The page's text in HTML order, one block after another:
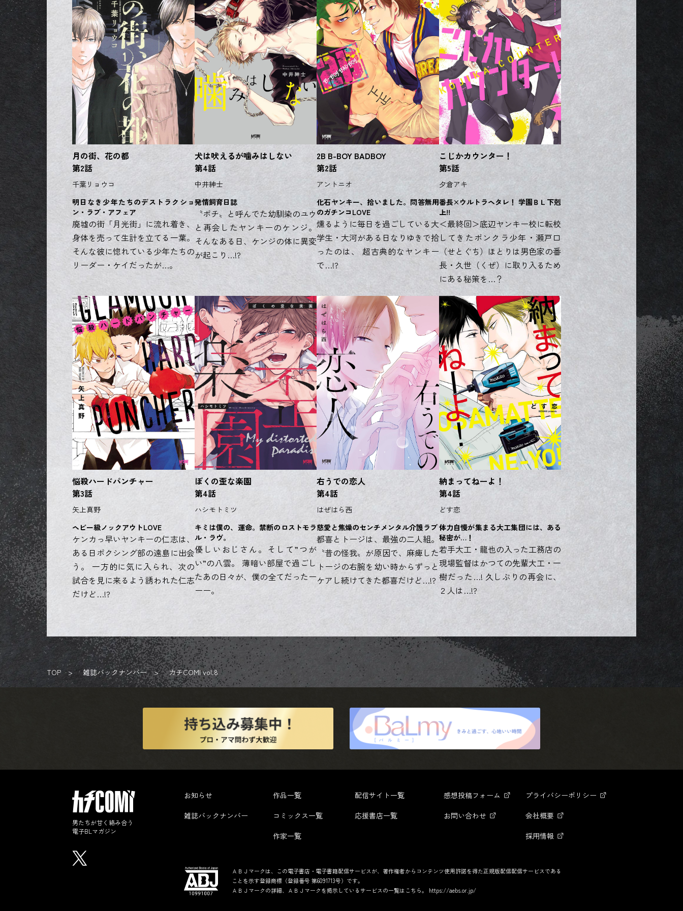
月の街、花の都
第2話
千葉リョウコ
明日なき少年たちのデストラクショ
ン・ラブ・アフェア
廃墟の街「月光街」に流れ着き、
身体を売って生計を立てる一葉。
そんな彼に惚れている少年たちの
リーダー・ケイだったが…。
犬は吠えるが噛みはしない
第4話
中井紳士
発情飼育日誌
〝ポチ〟と呼んでた幼馴染のユウ
と再会したヤンキーのケンジ。
そんなある日、ケンジの体に異変
が起こり…!?
2B B-BOY BADBOY
第2話
アントニオ
化石ヤンキー、拾いました。問答無用
のガチンコLOVE
燻るように毎日を過ごしている大
学生・大河がある日なりゆきで拾
ったのは、 超古典的なヤンキー
で…!?
こじかカウンター！
第5話
夕倉アキ
番長×ウルトラヘタレ！ 学園ＢＬ下剋
上!!
＜最終回＞底辺ヤンキー校に転校
してきたボンクラ少年・瀬戸口
（せとぐち）ほとりは男色家の番
長・久世（くぜ）に取り入るため
にある秘策を…？
悩殺ハードパンチャー
第3話
矢上真野
ヘビー級ノックアウトLOVE
ケンカっ早いヤンキーの仁志は、
ある日ボクシング部の遠島に出会
う。 一方的に気に入られ、次の
試合を見に来るよう誘われた仁志
だけど…!?
ぼくの歪な楽園
第4話
ハシモトミツ
キミは僕の、運命。禁断のロストモラ
ル・ラヴ。
優しいおじさん。そして”つが
い”の八雲。 薄暗い部屋で過ごし
たあの日々が、僕の全てだったー
ーー。
右うでの恋人
第4話
はぜはら西
慈愛と焦燥のセンチメンタル介護ラブ
都喜とトージは、最強の二人組。
〝昔の怪我〟が原因で、麻痺した
トージの右腕を幼い時からずっと
ケアし続けてきた都喜だけど…!?
納まってねーよ！
第4話
どす恋
体力自慢が集まる大工集団には、ある
秘密が…！
若手大工・龍也の入った工務店の
現場監督はかつての先輩大工・一
樹だった…! 久しぶりの再会に、
２人は…!?
TOP 雑誌バックナンバー カチCOMI vol.8
男たちが甘く絡み合う
電子BLマガジン
お知らせ
雑誌バックナンバー
作品一覧
コミックス一覧
作家一覧
配信サイト一覧
応援書店一覧
感想投稿フォーム
お問い合わせ
プライバシーポリシー
会社概要
採用情報
ＡＢＪマークは、この電子書店・電子書籍配信サービスが、著作権者からコンテンツ使用許諾を得た正規版配信配信サービスである
ことを示す登録商標（登録番号 第6091713号）です。
ＡＢＪマークの詳細、ＡＢＪマークを掲示しているサービスの一覧はこちら。 https://aebs.or.jp/